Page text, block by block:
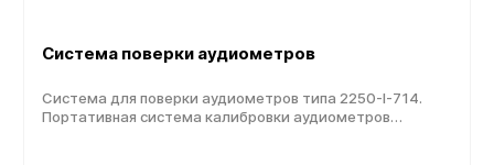
Система поверки аудиометров
Система для поверки аудиометров типа 2250-I-714.
Портативная система калибровки аудиометров